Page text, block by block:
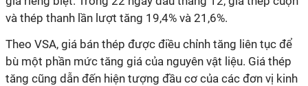
và thép thanh lần lượt tăng 19,4% và 21,6%.
Theo VSA, giá bán thép được điều chỉnh tăng liên tục để
bù một phần mức tăng giá của nguyên vật liệu. Giá thép
tăng cũng dẫn đến hiện tượng đầu cơ của các đơn vị kinh